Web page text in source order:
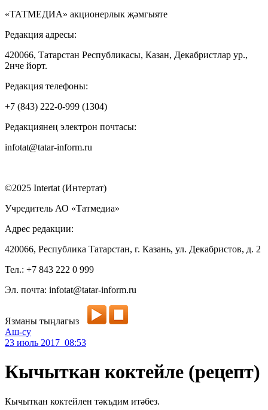
«ТАТМЕДИА» акционерлык җәмгыяте
Редакция адресы:
420066, Татарстан Республикасы, Казан, Декабристлар ур.,
2нче йорт.
Редакция телефоны:
+7 (843) 222-0-999 (1304)
Редакциянең электрон почтасы:
infotat@tatar-inform.ru
©2025 Intertat (Интертат)
Учредитель АО «Татмедиа»
Адрес редакции:
420066, Республика Татарстан, г. Казань, ул. Декабристов, д. 2
Тел.: +7 843 222 0 999
Эл. почта: infotat@tatar-inform.ru
Язманы тыңлагыз
Аш-су
23 июль 2017 08:53
Кычыткан коктейле (рецепт)
Кычыткан коктейлен тәкъдим итәбез.